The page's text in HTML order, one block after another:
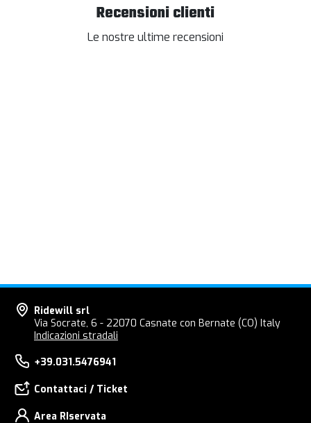
Recensioni clienti
Le nostre ultime recensioni
Ridewill srl
Via Socrate, 6 - 22070 Casnate con Bernate (CO) Italy
Indicazioni stradali
+39.031.5476941
Contattaci / Ticket
Area RIservata